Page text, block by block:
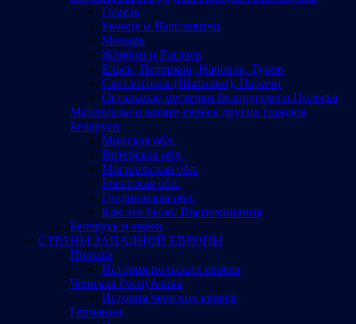
Гомель
Речица и Василевичи
Мозырь
Жлобин и Рогачев
Ельск, Петриков, Наровля, Туров
Светлогорск (Шатилки), Паричи
Остальные местечки белорусского Полесья
Материалы о жизни евреев других городов
Беларуси
Минская обл.
Витебская обл.
Могилевская обл.
Брестская обл.
Гродненская обл.
Как это было. Воспоминания
Беларусь и евреи
СТРАНЫ ЗАПАДНОЙ ЕВРОПЫ
Польша
История польских евреев
Чешская Республика
История чешских евреев
Германия